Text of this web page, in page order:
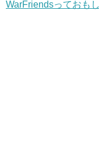
WarFriendsっておも